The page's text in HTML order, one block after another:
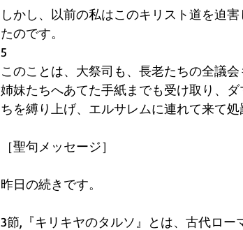
しかし、以前の私はこのキリスト道を迫
たのです。
5
このことは、大祭司も、長老たちの全議
姉妹たちへあてた手紙までも受け取り、
ちを縛り上げ、エルサレムに連れて来て処
［聖句メッセージ］
昨日の続きです。
3節,『キリキヤのタルソ』とは、古代ロ